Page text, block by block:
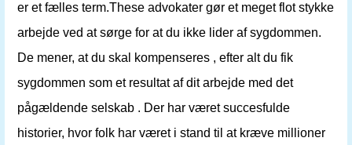
er et fælles term.These advokater gør et meget flot stykke
arbejde ved at sørge for at du ikke lider af sygdommen.
De mener, at du skal kompenseres , efter alt du fik
sygdommen som et resultat af dit arbejde med det
pågældende selskab . Der har været succesfulde
historier, hvor folk har været i stand til at kræve millioner